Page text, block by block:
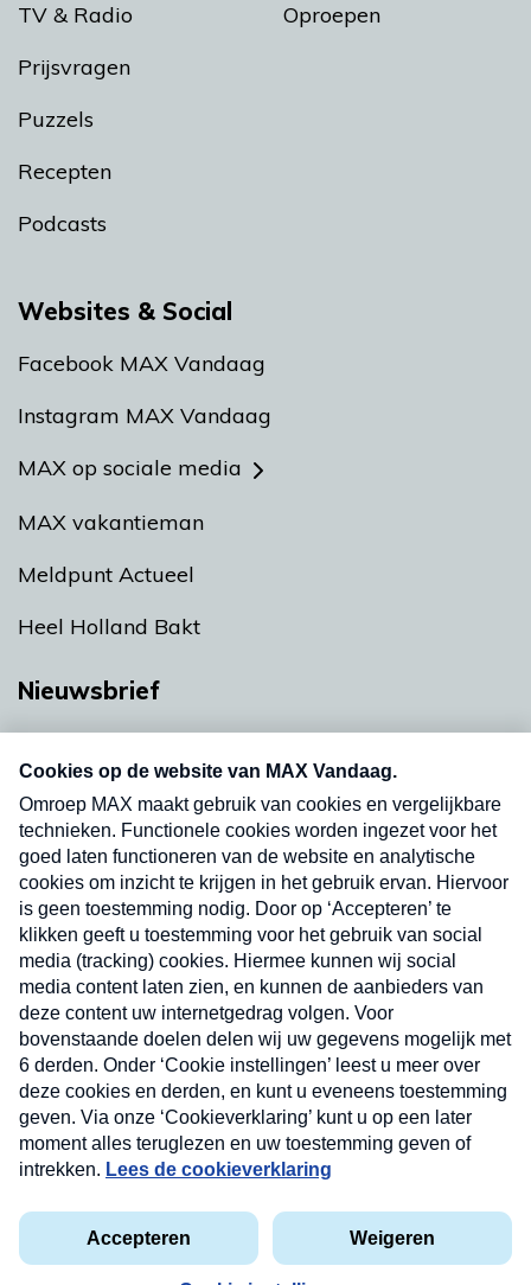
TV & Radio
Prijsvragen
Puzzels
Recepten
Podcasts
Oproepen
Websites & Social
Facebook MAX Vandaag
Instagram MAX Vandaag
MAX op sociale media
MAX vakantieman
Meldpunt Actueel
Heel Holland Bakt
Nieuwsbrief
nieuwsbrief. Elke vrijdag- en dinsdagochtend in
uw mailbox.
Verzend
Privacyverklaring
Cookieverklaring
Kwetsbaarheid melden
Copyright © 2026 MAX Vandaag - Omroep MAX
Nieuwsbrief
Neem hier een gratis abonnement op onze
nieuwsbrief. Elke vrijdag- en dinsdagochtend in uw